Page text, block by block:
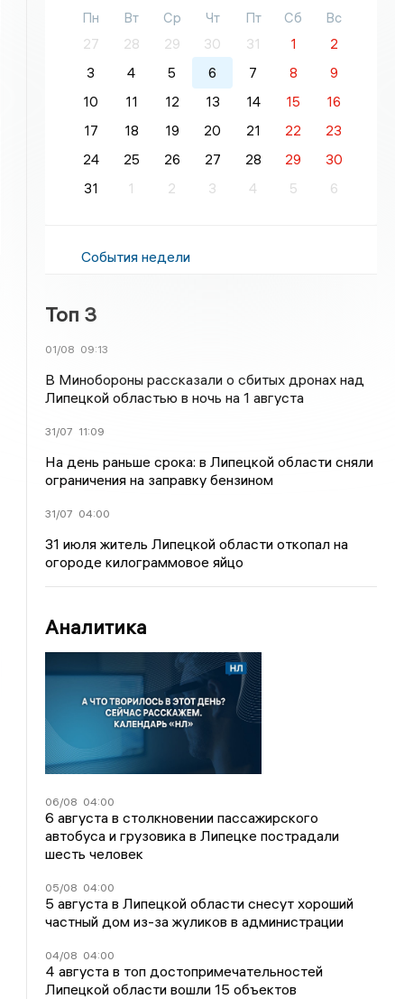
Пн Вт Ср Чт Пт Сб
Вс
27
28 29 30 31 1
2
3
4 5 6 7 8
9
10
11 12 13 14 15
16
17
18 19 20 21 22
23
24
25 26 27 28 29
30
31
1 2 3 4 5 6
События недели
Топ 3
01/08 09:13
В Минобороны рассказали о сбитых дронах над
Липецкой областью в ночь на 1 августа
31/07 11:09
На день раньше срока: в Липецкой области сняли
ограничения на заправку бензином
31/07 04:00
31 июля житель Липецкой области откопал на
огороде килограммовое яйцо
Аналитика
06/08 04:00
6 августа в столкновении пассажирского
автобуса и грузовика в Липецке пострадали
шесть человек
05/08 04:00
5 августа в Липецкой области снесут хороший
частный дом из-за жуликов в администрации
04/08 04:00
4 августа в топ достопримечательностей
Липецкой области вошли 15 объектов